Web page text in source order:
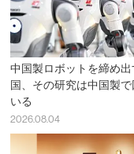
中国製ロボットを締め出
国、その研究は中国製で
いる
2026.08.04